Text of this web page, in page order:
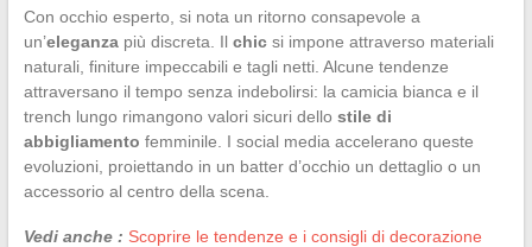
Con occhio esperto, si nota un ritorno consapevole a
un’eleganzapiù discreta. Il chicsi impone attraverso materiali
naturali, finiture impeccabili e tagli netti. Alcune tendenze
attraversano il tempo senza indebolirsi: la camicia bianca e il
trench lungo rimangono valori sicuri dello stile di
abbigliamento femminile. I social media accelerano queste
evoluzioni, proiettando in un batter d’occhio un dettaglio o un
accessorio al centro della scena.
Vedi anche : Scoprire le tendenze e i consigli di decorazione